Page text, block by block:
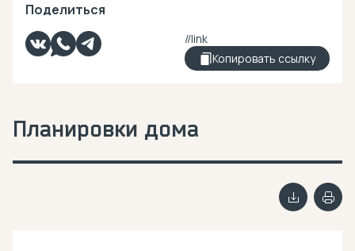
Поделиться
Копировать ссылку
Планировки дома